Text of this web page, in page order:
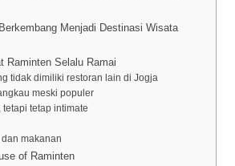
Menjadi Destinasi Wisata
Raminten Selalu Ramai
tidak dimiliki restoran lain di Jogja
meski populer
tetapi tetap intimate
makanan
of Raminten